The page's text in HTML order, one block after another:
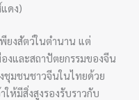
ดง)
ยงสัตว์ในตำนาน แต่
และสถาปัตยกรรมของจีน
มชนชาวจีนในไทยด้วย
ให้มีสิ่งสูงรองรับราวกับ